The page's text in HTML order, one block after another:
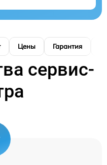
Цены Гарантия
сервис-